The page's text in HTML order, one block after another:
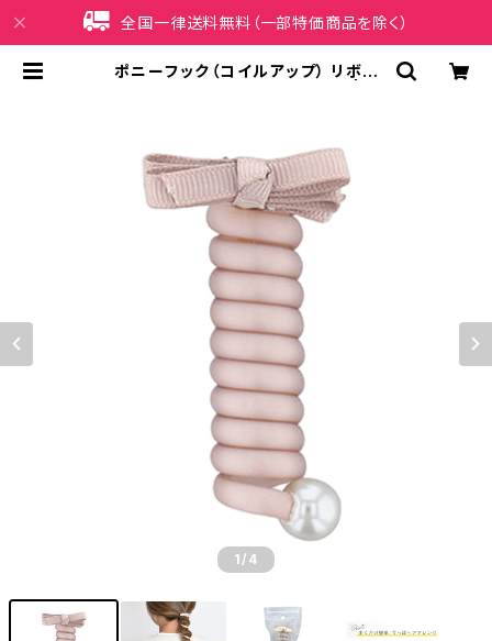
全国一律送料無料（一部特価商品を除く）
ポニーフック（コイルアップ） リボン
1 /4